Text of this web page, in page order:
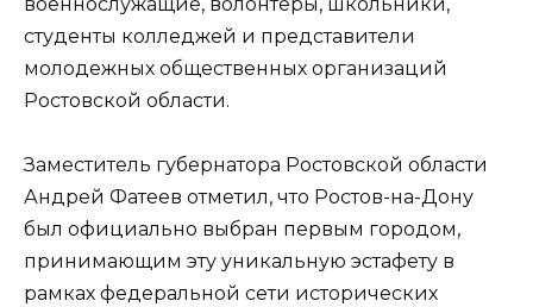
студенты колледжей и представители
молодежных общественных организаций
Ростовской области.
Заместитель губернатора Ростовской области
Андрей Фатеев отметил, что Ростов-на-Дону
был официально выбран первым городом,
принимающим эту уникальную эстафету в
рамках федеральной сети исторических